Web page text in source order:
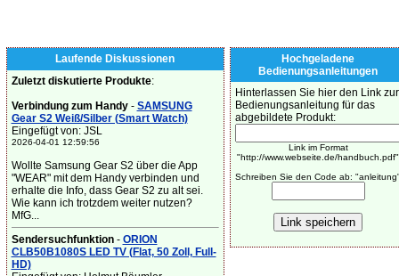
Laufende Diskussionen
Zuletzt diskutierte Produkte:
Verbindung zum Handy- SAMSUNG
Gear S2 Weiß/Silber (Smart Watch)
Eingefügt von: JSL
2026-04-01 12:59:56
Wollte Samsung Gear S2 über die App
"WEAR" mit dem Handy verbinden und
erhalte die Info, dass Gear S2 zu alt sei.
Wie kann ich trotzdem weiter nutzen?
MfG...
Sendersuchfunktion- ORION
CLB50B1080S LED TV (Flat, 50 Zoll, Full-
HD)
Hochgeladene
Bedienungsanleitungen
Hinterlassen Sie hier den Link zur
Bedienungsanleitung für das
abgebildete Produkt:
Link im Format
"http://www.webseite.de/handbuch.pdf"
Schreiben Sie den Code ab: